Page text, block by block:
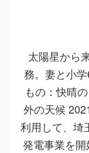
太陽星から
務。妻と小
もの：快晴
外の天候
利用して、埼
発電事業を